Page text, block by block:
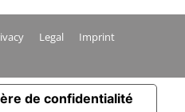
menu
Legal
Imprint
de confidentialité